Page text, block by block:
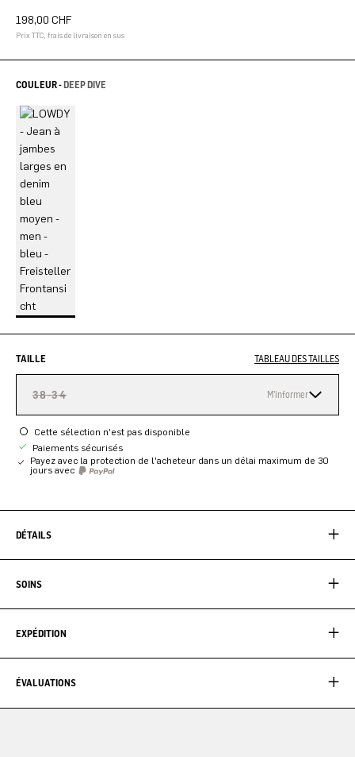
198,00 CHF
Prix TTC, frais de livraison en sus
COULEUR -DEEP DIVE
TAILLE TABLEAU DES TAILLES
38-34 M'informer
Cette sélection n'est pas disponible
Paiements sécurisés
Payez avec la protection de l'acheteur dans un délai maximum de 30
jours avec
DÉTAILS
SOINS
EXPÉDITION
ÉVALUATIONS